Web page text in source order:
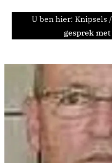
U ben hier: Knipsels /
gesprek